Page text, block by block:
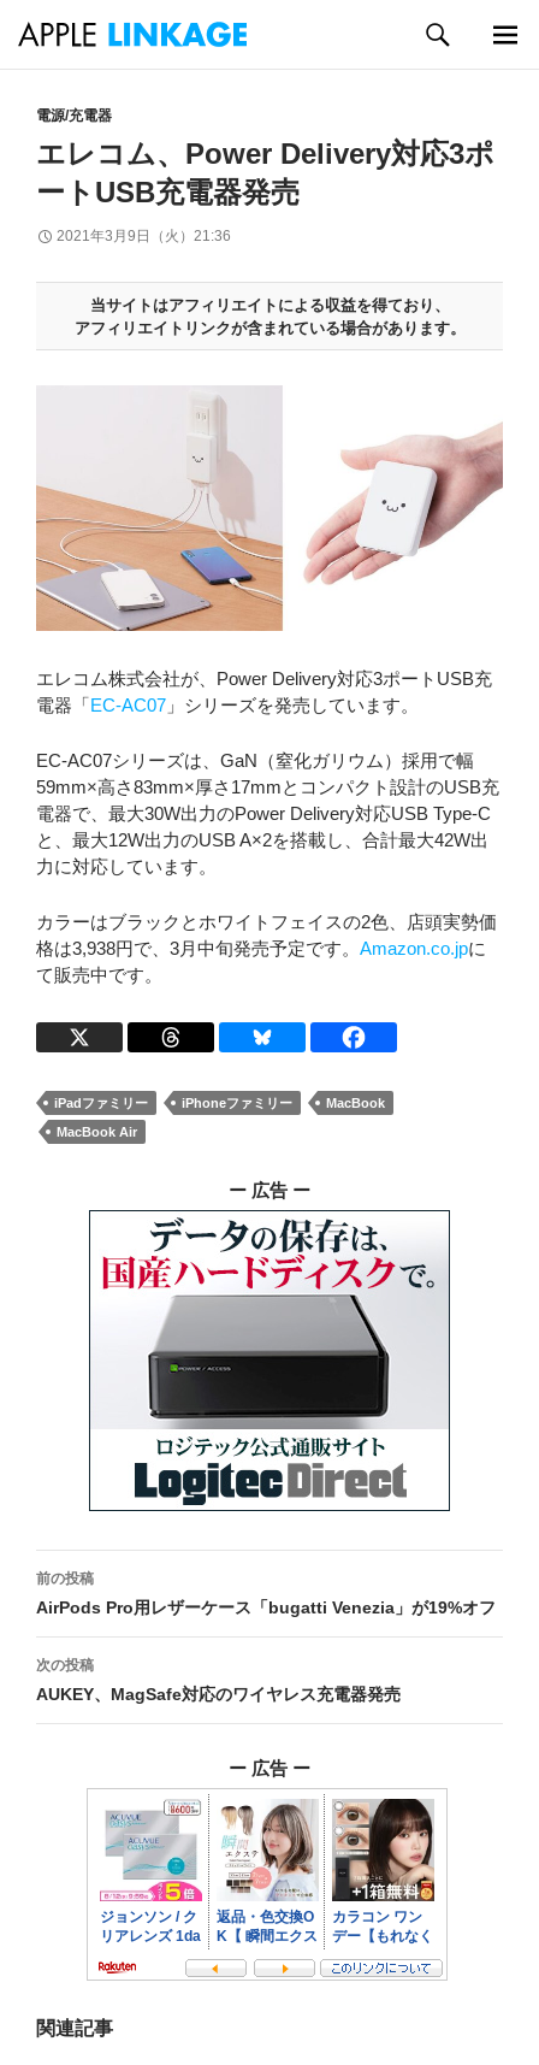
索
電源/充電器
エレコム、Power Delivery対応3ポ
ートUSB充電器発売
2021年3月9日（火）21:36
当サイトはアフィリエイトによる収益を得ており、
アフィリエイトリンクが含まれている場合があります。
エレコム株式会社が、Power Delivery対応3ポートUSB充
電器「EC-AC07 」シリーズを発売しています。
EC-AC07シリーズは、GaN（窒化ガリウム）採用で幅
59mm×高さ83mm×厚さ17mmとコンパクト設計のUSB充
電器で、最大30W出力のPower Delivery対応USB Type-C
と、最大12W出力のUSB A×2を搭載し、合計最大42W出
力に対応しています。
カラーはブラックとホワイトフェイスの2色、店頭実勢価
格は3,938円で、3月中旬発売予定です。 Amazon.co.jpに
て販売中です。
iPadファミリー iPhoneファミリー
MacBook
MacBook Air
ー 広告 ー
投
稿
ナ
ビ
前の投稿
AirPods Pro用レザーケース「bugatti Venezia」が19%オフ
次の投稿
AUKEY、MagSafe対応のワイヤレス充電器発売
ー 広告 ー
関連記事